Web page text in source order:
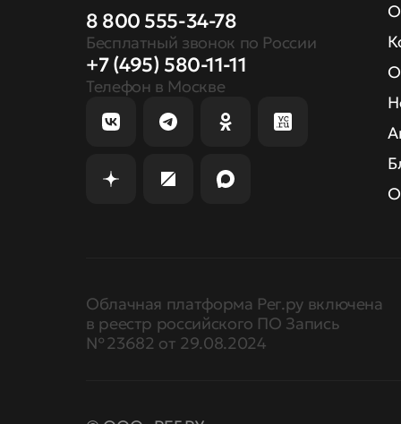
8 800 555-34-78
Бесплатный звонок по России
+7 (495) 580-11-11
Телефон в Москве
Облачная платформа Рег.ру включена
в реестр российского ПО Запись
№ 23682 от 29.08.2024